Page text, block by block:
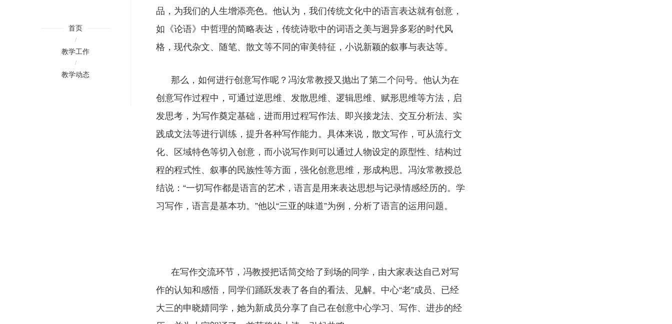
首页
/
教学工作
/
教学动态
品，为我们的人生增添亮色。他认为，我们传统文化中的语言表达就有创意，
如《论语》中哲理的简略表达，传统诗歌中的词语之美与迥异多彩的时代风
格，现代杂文、随笔、散文等不同的审美特征，小说新颖的叙事与表达等。
那么，如何进行创意写作呢？冯汝常教授又抛出了第二个问号。他认为在
创意写作过程中，可通过逆思维、发散思维、逻辑思维、赋形思维等方法，启
发思考，为写作奠定基础，进而用过程写作法、即兴接龙法、交互分析法、实
践成文法等进行训练，提升各种写作能力。具体来说，散文写作，可从流行文
化、区域特色等切入创意，而小说写作则可以通过人物设定的原型性、结构过
程的程式性、叙事的民族性等方面，强化创意思维，形成构思。冯汝常教授总
结说：“一切写作都是语言的艺术，语言是用来表达思想与记录情感经历的。学
习写作，语言是基本功。”他以“三亚的味道”为例，分析了语言的运用问题。
在写作交流环节，冯教授把话筒交给了到场的同学，由大家表达自己对写
作的认知和感悟，同学们踊跃发表了各自的看法、见解。中心“老”成员、已经
大三的申晓婧同学，她为新成员分享了自己在创意中心学习、写作、进步的经